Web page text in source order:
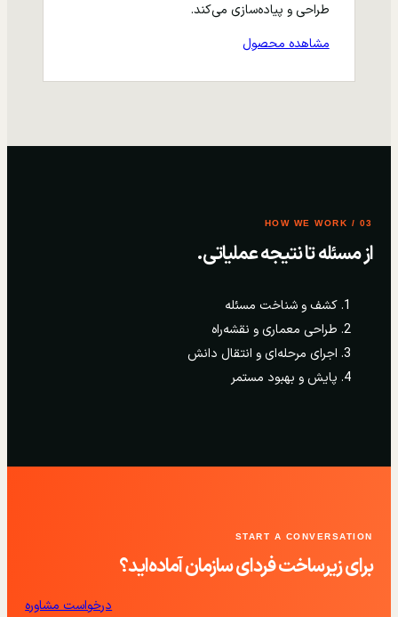
طراحی و پیاده‌سازی می‌کند.
مشاهده محصول
03 / HOW WE WORK
از مسئله تا نتیجه عملیاتی.
کشف و شناخت مسئله
طراحی معماری و نقشه‌راه
اجرای مرحله‌ای و انتقال دانش
پایش و بهبود مستمر
START A CONVERSATION
برای زیرساخت فردای سازمان آماده‌اید؟
درخواست مشاوره